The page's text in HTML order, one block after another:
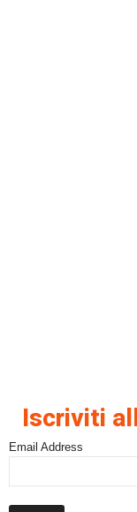
Iscriviti
Email Address